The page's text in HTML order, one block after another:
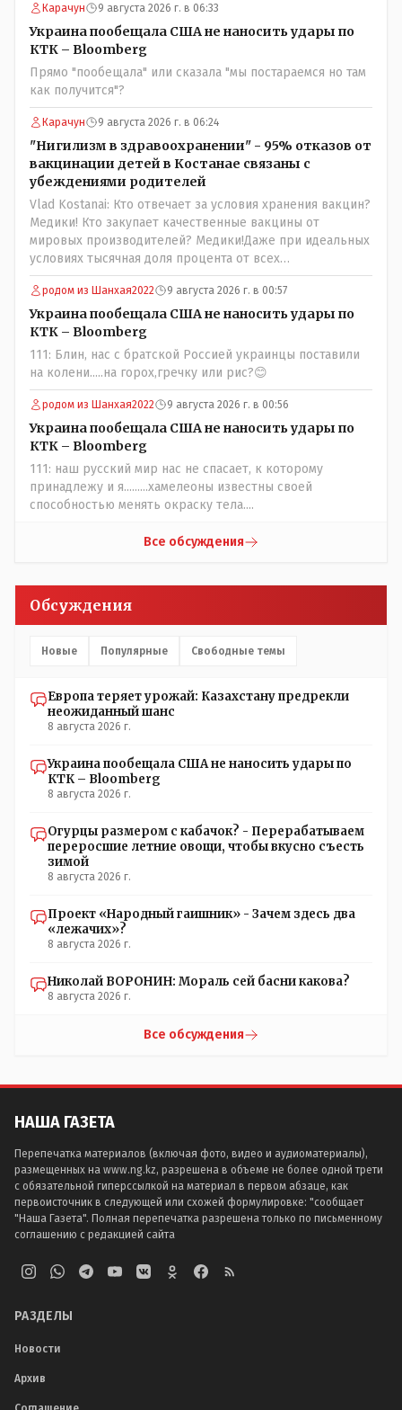
некоторых вопросах внутренней политики, и тогда
Назарбай волевым Указом РАСПУСТИЛ этот бунтарский
состав. Имя - Серикболсын Абдильдин вам знакомо -
юывший секретарь ЦК КП Казахстана , впоследствии -
депутат Верховного Совета и Мажлиса и Председатель
партии коммунстов- он в то время и после и причём
НЕОДНОКРАТНО, указывал и многократно на недостатки
Назарбая и предлагал ему самому ДОБРОВОЛЬНО уйти с
поста Президента.
Карачун 9 августа 2026 г. в 06:33
Украина пообещала США не наносить удары по
КТК – Bloomberg
Прямо "пообещала" или сказала "мы постараемся но там
как получится"?
Карачун 9 августа 2026 г. в 06:24
"Нигилизм в здравоохранении" - 95% отказов от
вакцинации детей в Костанае связаны с
убеждениями родителей
Vlad Kostanai: Кто отвечает за условия хранения вакцин?
Медики! Кто закупает качественные вакцины от
мировых производителей? Медики!Даже при идеальных
условиях тысячная доля процента от всех
вакцинированных может иметь плохие последствия от
прививки. Бумага нужна как защита от дол.....бов не
дружащих с школьными курсами предметов, в
частности биологии и математики. Vlad Kostanai: Поэтому
люди и отказываются и я в том числе своих не
прививал.Лично я вам и тем другим людям благодарен.
Добровольные действия направленные на сокращение
частотности появления в популяции соответствующих
комбинаций генов заслуживают благодарности. Мы и
без того основательно загубили нормальный
естественный отбор.
родом из Шанхая2022 9 августа 2026 г. в 00:57
Украина пообещала США не наносить удары по
КТК – Bloomberg
111: Блин, нас с братской Россией украинцы поставили
на колени.....на горох,гречку или рис?😊
родом из Шанхая2022 9 августа 2026 г. в 00:56
Украина пообещала США не наносить удары по
КТК – Bloomberg
111: наш русский мир нас не спасает, к которому
принадлежу и я.........хамелеоны известны своей
способностью менять окраску тела....
Все обсуждения
Обсуждения
Новые Популярные Свободные темы
Европа теряет урожай: Казахстану предрекли
неожиданный шанс
8 августа 2026 г.
Украина пообещала США не наносить удары по
КТК – Bloomberg
8 августа 2026 г.
Огурцы размером с кабачок? - Перерабатываем
переросшие летние овощи, чтобы вкусно съесть
зимой
8 августа 2026 г.
Проект «Народный гаишник» - Зачем здесь два
«лежачих»?
8 августа 2026 г.
Николай ВОРОНИН: Мораль сей басни какова?
8 августа 2026 г.
Все обсуждения
НАША ГАЗЕТА
Перепечатка материалов (включая фото, видео и аудиоматериалы),
размещенных на www.ng.kz, разрешена в объеме не более одной трети
с обязательной гиперссылкой на материал в первом абзаце, как
первоисточник в следующей или схожей формулировке: "сообщает
"Наша Газета". Полная перепечатка разрешена только по письменному
соглашению с редакцией сайта
РАЗДЕЛЫ
Новости
Архив